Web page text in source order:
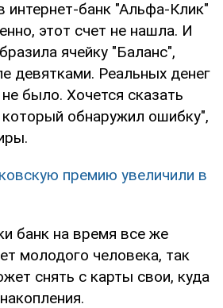
интернет-банк "Альфа-Клик"
этот счет не нашла. И
ячейку "Баланс",
девятками. Реальных денег
было. Хочется сказать
который обнаружил ошибку",
премию увеличили в
банк на время все же
молодого человека, так
снять с карты свои, куда